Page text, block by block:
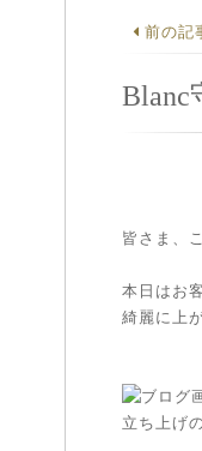
前の記
皆さま、
本日はお
綺麗に上
立ち上げ